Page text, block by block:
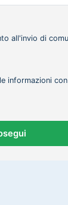
all'invio di
informazioni